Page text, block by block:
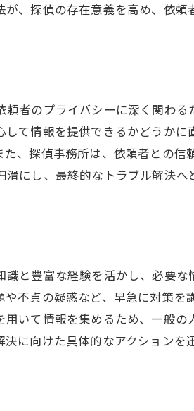
、探偵の存在意義を高め、依頼
者のプライバシーに深く関わる
て情報を提供できるかどうかに
、探偵事務所は、依頼者との信
にし、最終的なトラブル解決へ
と豊富な経験を活かし、必要な
不貞の疑惑など、早急に対策を
いて情報を集めるため、一般の
に向けた具体的なアクションを